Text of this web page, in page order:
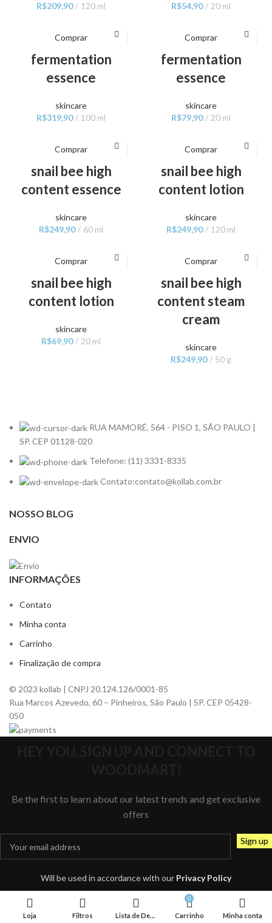
R$209,90 120 ml
R$54,90 20 ml
Comprar
fermentation
essence
skincare
R$319,90 100 ml
Comprar
fermentation
essence
skincare
R$79,90 20 ml
Comprar
snail bee high
content essence
skincare
R$249,90 60 ml
Comprar
snail bee high
content lotion
skincare
R$249,90 120 ml
Comprar
snail bee high
content lotion
skincare
R$69,90 20 ml
Comprar
snail bee high
content steam
cream
skincare
R$249,90 50 g
RUA MAMORÉ, 564 - PISO 1, SÃO PAULO |
SP. CEP 01128-020
Telefone: (11) 3331-8335
Contato:contato@kollab.com.br
NOSSO BLOG
ENVIO
INFORMAÇÕES
Contato
Minha conta
Carrinho
Finalização de compra
© 2023 kollab | CNPJ 20.124.126/0001-85
Rua Marcos Azevedo, 60 – Pinheiros, São Paulo | SP. CEP 05428-
050
Be the first to learn about our latest trends and get exclusive
offers
Will be used in accordance with our Privacy Policy
Loja Filtros Lista de Desejos
0
Carrinho Minha conta